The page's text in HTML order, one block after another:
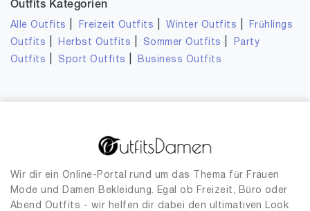
Outfits Kategorien
Alle Outfits Freizeit Outfits |Winter Outfits
Frühlings
Outfits
Herbst Outfits Sommer Outfits
Party
Outfits
Sport Outfits Business Outfits
Wir dir ein Online-Portal rund um das Thema für Frauen
Mode und Damen Bekleidung. Egal ob Freizeit, Büro oder
Abend Outfits - wir helfen dir dabei den ultimativen Look